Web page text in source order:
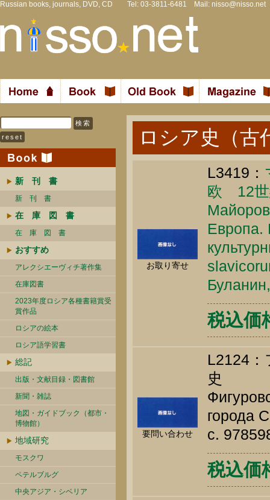
Russian books, journals, DVD, CD Tel: 03-3811-6481 Mail: nisso@nisso.net
新 刊 書
新 刊 書
在 庫 図 書
在 庫 図 書
おすすめ
アレクシエーヴィチ著作集
在庫図書
2023年度ロシア各種書籍賞受
賞作品
ロシアの絵本
ロシア語学習書
総記
出版・文献目録・図書館
新聞・雑誌
地図・ガイドブック（都市・
博物館）
地域研究
モスクワ
ペテルブルグ
中央アジア・シベリア
ロシア史（古
お取り寄せ
L3419：
欧 12世
Европа.
税込価
要問い合わせ
L2124
史
города
c.
税込価